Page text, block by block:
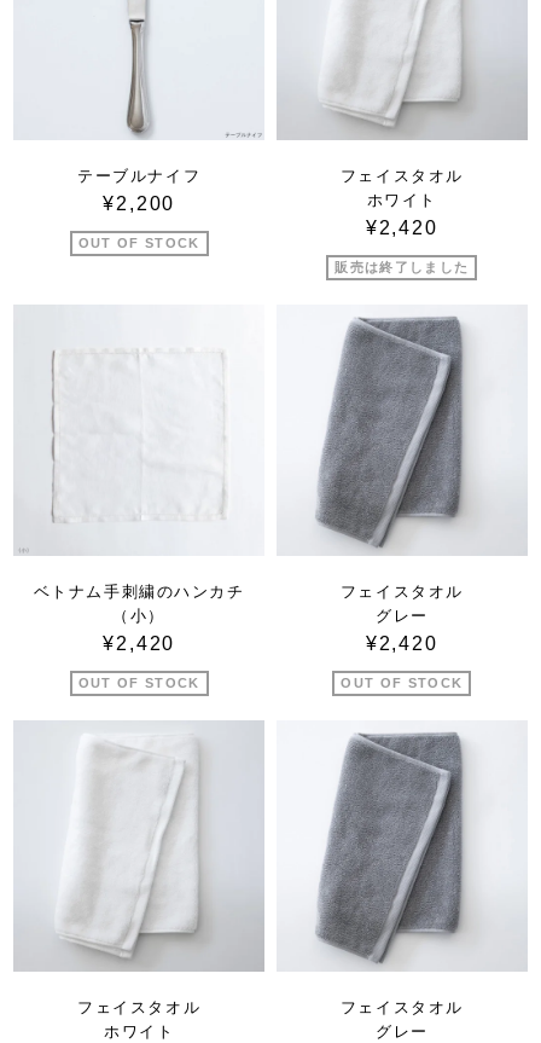
テーブルナイフ
¥2,200
OUT OF STOCK
フェイスタオル
ホワイト
¥2,420
販売は終了しました
ベトナム手刺繍のハンカチ
（小）
¥2,420
OUT OF STOCK
フェイスタオル
グレー
¥2,420
OUT OF STOCK
フェイスタオル
ホワイト
フェイスタオル
グレー